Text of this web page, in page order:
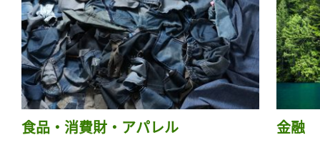
食品・消費財・アパレル 金融